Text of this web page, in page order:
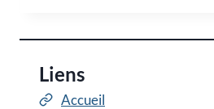
Liens
Accueil